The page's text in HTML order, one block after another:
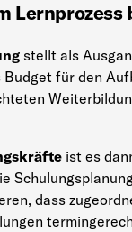
Lernprozess
stellt als
Budget für den
ist es
dass